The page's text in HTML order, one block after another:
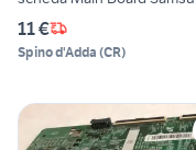
11 €
Spino d'Adda (CR)